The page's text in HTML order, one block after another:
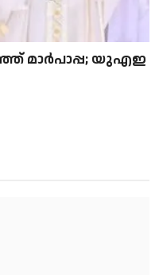
മാർപാപ്പ; യുഎഇ